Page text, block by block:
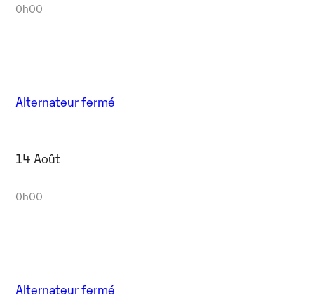
0h00
Alternateur fermé
14 Août
0h00
Alternateur fermé